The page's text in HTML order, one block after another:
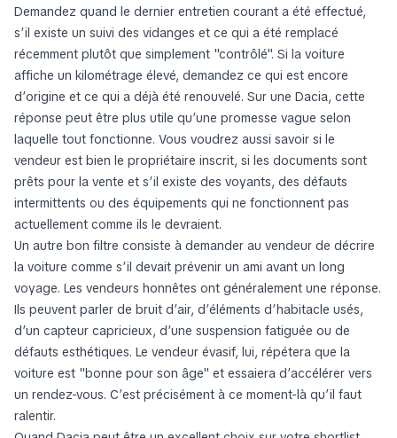
Demandez quand le dernier entretien courant a été effectué,
s’il existe un suivi des vidanges et ce qui a été remplacé
récemment plutôt que simplement "contrôlé". Si la voiture
affiche un kilométrage élevé, demandez ce qui est encore
d’origine et ce qui a déjà été renouvelé. Sur une Dacia, cette
réponse peut être plus utile qu’une promesse vague selon
laquelle tout fonctionne. Vous voudrez aussi savoir si le
vendeur est bien le propriétaire inscrit, si les documents sont
prêts pour la vente et s’il existe des voyants, des défauts
intermittents ou des équipements qui ne fonctionnent pas
actuellement comme ils le devraient.
Un autre bon filtre consiste à demander au vendeur de décrire
la voiture comme s’il devait prévenir un ami avant un long
voyage. Les vendeurs honnêtes ont généralement une réponse.
Ils peuvent parler de bruit d’air, d’éléments d’habitacle usés,
d’un capteur capricieux, d’une suspension fatiguée ou de
défauts esthétiques. Le vendeur évasif, lui, répétera que la
voiture est "bonne pour son âge" et essaiera d’accélérer vers
un rendez-vous. C’est précisément à ce moment-là qu’il faut
ralentir.